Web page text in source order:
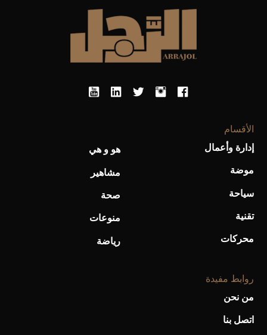
الأقسام
إدارة وأعمال
موضة
سياحة
تقنية
محركات
هو و هي
مشاهير
صحة
منوعات
رياضة
روابط مفيدة
من نحن
اتصل بنا